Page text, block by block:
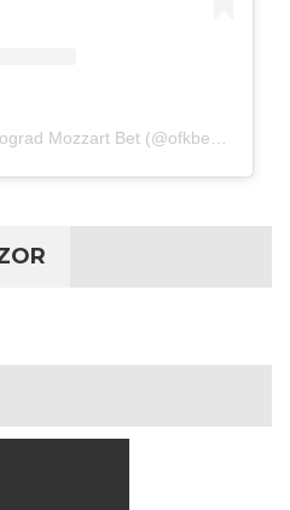
A post shared by OFK Beograd Mozzart Bet (@ofkbeograd1911)